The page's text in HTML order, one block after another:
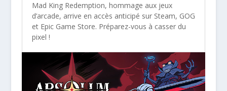
Mad King Redemption, hommage aux jeux
d’arcade, arrive en accès anticipé sur Steam, GOG
et Epic Game Store. Préparez-vous à casser du
pixel !